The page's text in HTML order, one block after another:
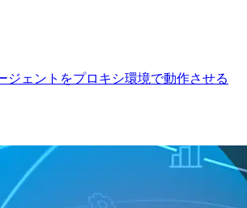
ジェントをプロキシ環境で動作させる